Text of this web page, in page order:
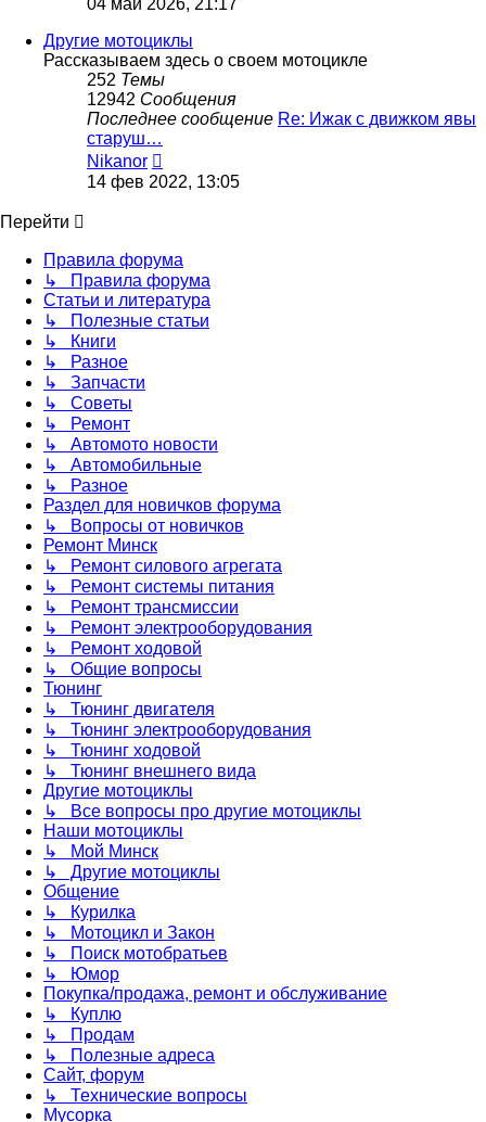
04 май 2026, 21:17
Другие мотоциклы
Рассказываем здесь о своем мотоцикле
252 Темы
12942 Сообщения
Последнее сообщение Re: Ижак с движком явы
старуш…
Nikanor
к
последнему
14 фев 2022, 13:05
Перейти
Правила форума
↳ Правила форума
Статьи и литература
↳ Полезные статьи
↳ Книги
↳ Разное
↳ Запчасти
↳ Советы
↳ Ремонт
↳ Автомото новости
↳ Автомобильные
↳ Разное
Раздел для новичков форума
↳ Вопросы от новичков
Ремонт Минск
↳ Ремонт силового агрегата
↳ Ремонт системы питания
↳ Ремонт трансмиссии
↳ Ремонт электрооборудования
↳ Ремонт ходовой
↳ Общие вопросы
Тюнинг
↳ Тюнинг двигателя
↳ Тюнинг электрооборудования
↳ Тюнинг ходовой
↳ Тюнинг внешнего вида
Другие мотоциклы
↳ Все вопросы про другие мотоциклы
Наши мотоциклы
↳ Мой Минск
↳ Другие мотоциклы
Общение
↳ Курилка
↳ Мотоцикл и Закон
↳ Поиск мотобратьев
↳ Юмор
Покупка/продажа, ремонт и обслуживание
↳ Куплю
↳ Продам
↳ Полезные адреса
Сайт, форум
↳ Технические вопросы
Мусорка